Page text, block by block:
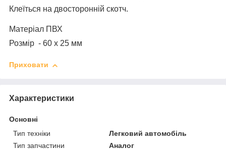
Клеїться на двосторонній скотч.
Матеріал ПВХ
Розмір - 60 х 25 мм
Приховати
Характеристики
Основні
Тип техніки
Легковий автомобіль
Тип запчастини
Аналог